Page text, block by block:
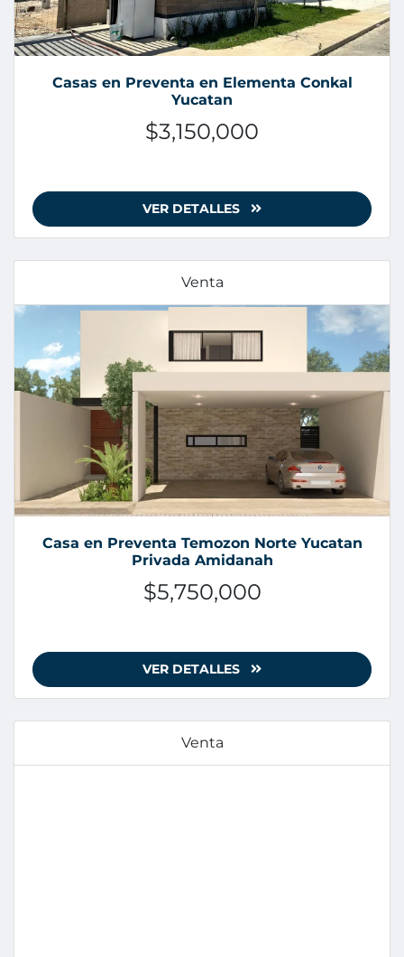
Casas en Preventa en Elementa Conkal
Yucatan
$3,150,000
VER DETALLES
Venta
Casa en Preventa Temozon Norte Yucatan
Privada Amidanah
$5,750,000
VER DETALLES
Venta